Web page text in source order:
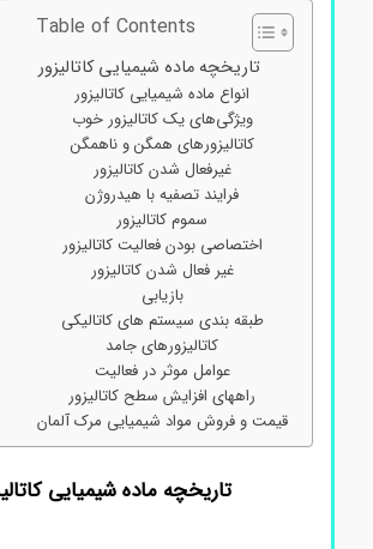
Table of Contents
تاریخچه ماده شیمیایی کاتالیزور
انواع ماده شیمیایی کاتالیزور
ویژگی‌های یک کاتالیزور خوب
کاتالیزورهای همگن و ناهمگن
غیرفعال شدن کاتالیزور
فرایند تصفیه با هیدروژن
سموم کاتالیزور
اختصاصی بودن فعالیت کاتالیزور
غیر فعال شدن کاتالیزور
بازیابی
طبقه بندی سیستم های کاتالیکی
کاتالیزورهای جامد
عوامل موثر در فعالیت
راههای افزایش سطح کاتالیزور
قیمت و فروش مواد شیمیایی مرک آلمان
تاریخچه ماده شیمیایی کاتالیزور